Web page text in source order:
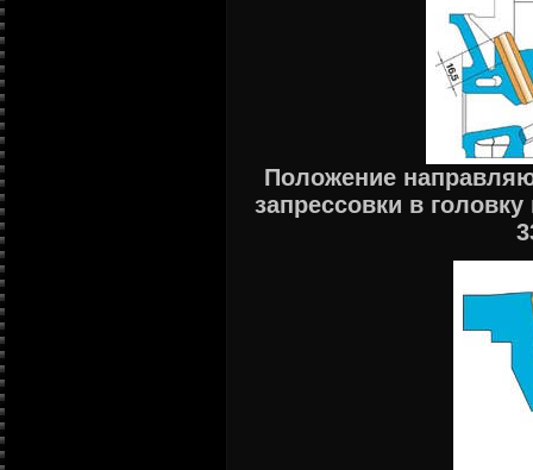
Положение
запрессовки в